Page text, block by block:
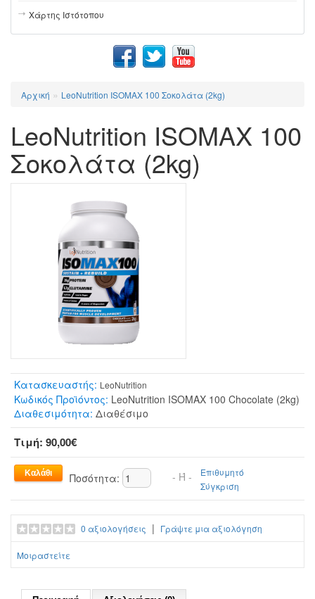
Χάρτης Ιστότοπου
Αρχική » LeoNutrition ISOMAX 100 Σοκολάτα (2kg)
LeoNutrition ISOMAX 100
Σοκολάτα (2kg)
Κατασκευαστής: LeoNutrition
Κωδικός Προϊόντος: LeoNutrition ISOMAX 100 Chocolate (2kg)
Διαθεσιμότητα: Διαθέσιμο
Τιμή: 90,00€
Ποσότητα: - Ή -
Επιθυμητό
Σύγκριση
0 αξιολογήσεις | Γράψτε μια αξιολόγηση
Μοιραστείτε